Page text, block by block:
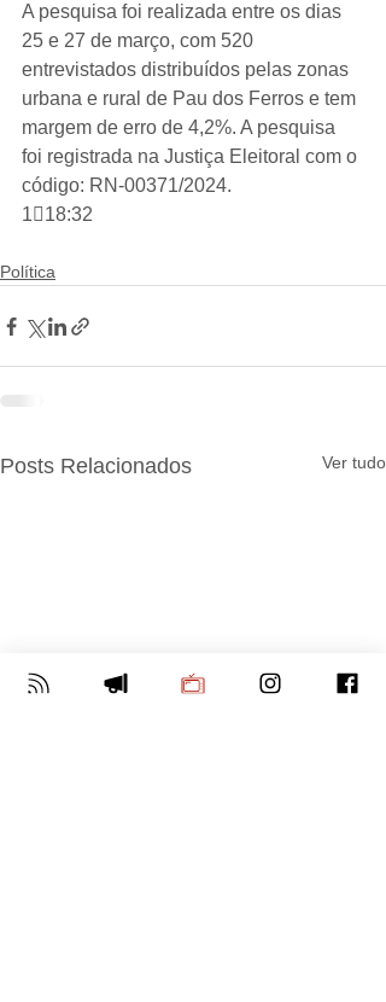
A pesquisa foi realizada entre os dias
25 e 27 de março, com 520
entrevistados distribuídos pelas zonas
urbana e rural de Pau dos Ferros e tem
margem de erro de 4,2%. A pesquisa
foi registrada na Justiça Eleitoral com o
código: RN-00371/2024.
118:32
Política
Posts Relacionados Ver tudo